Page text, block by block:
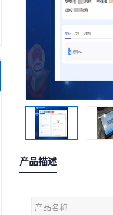
产品描述
产品名称